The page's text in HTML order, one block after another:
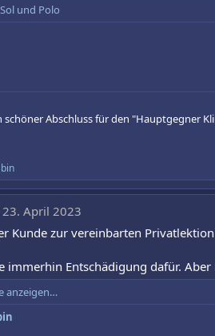
und Polo
schöner Abschluss für den "Hauptgegner
23. April 2023
Kunde zur vereinbarten
immerhin Entschädigung dafür.
anzeigen…